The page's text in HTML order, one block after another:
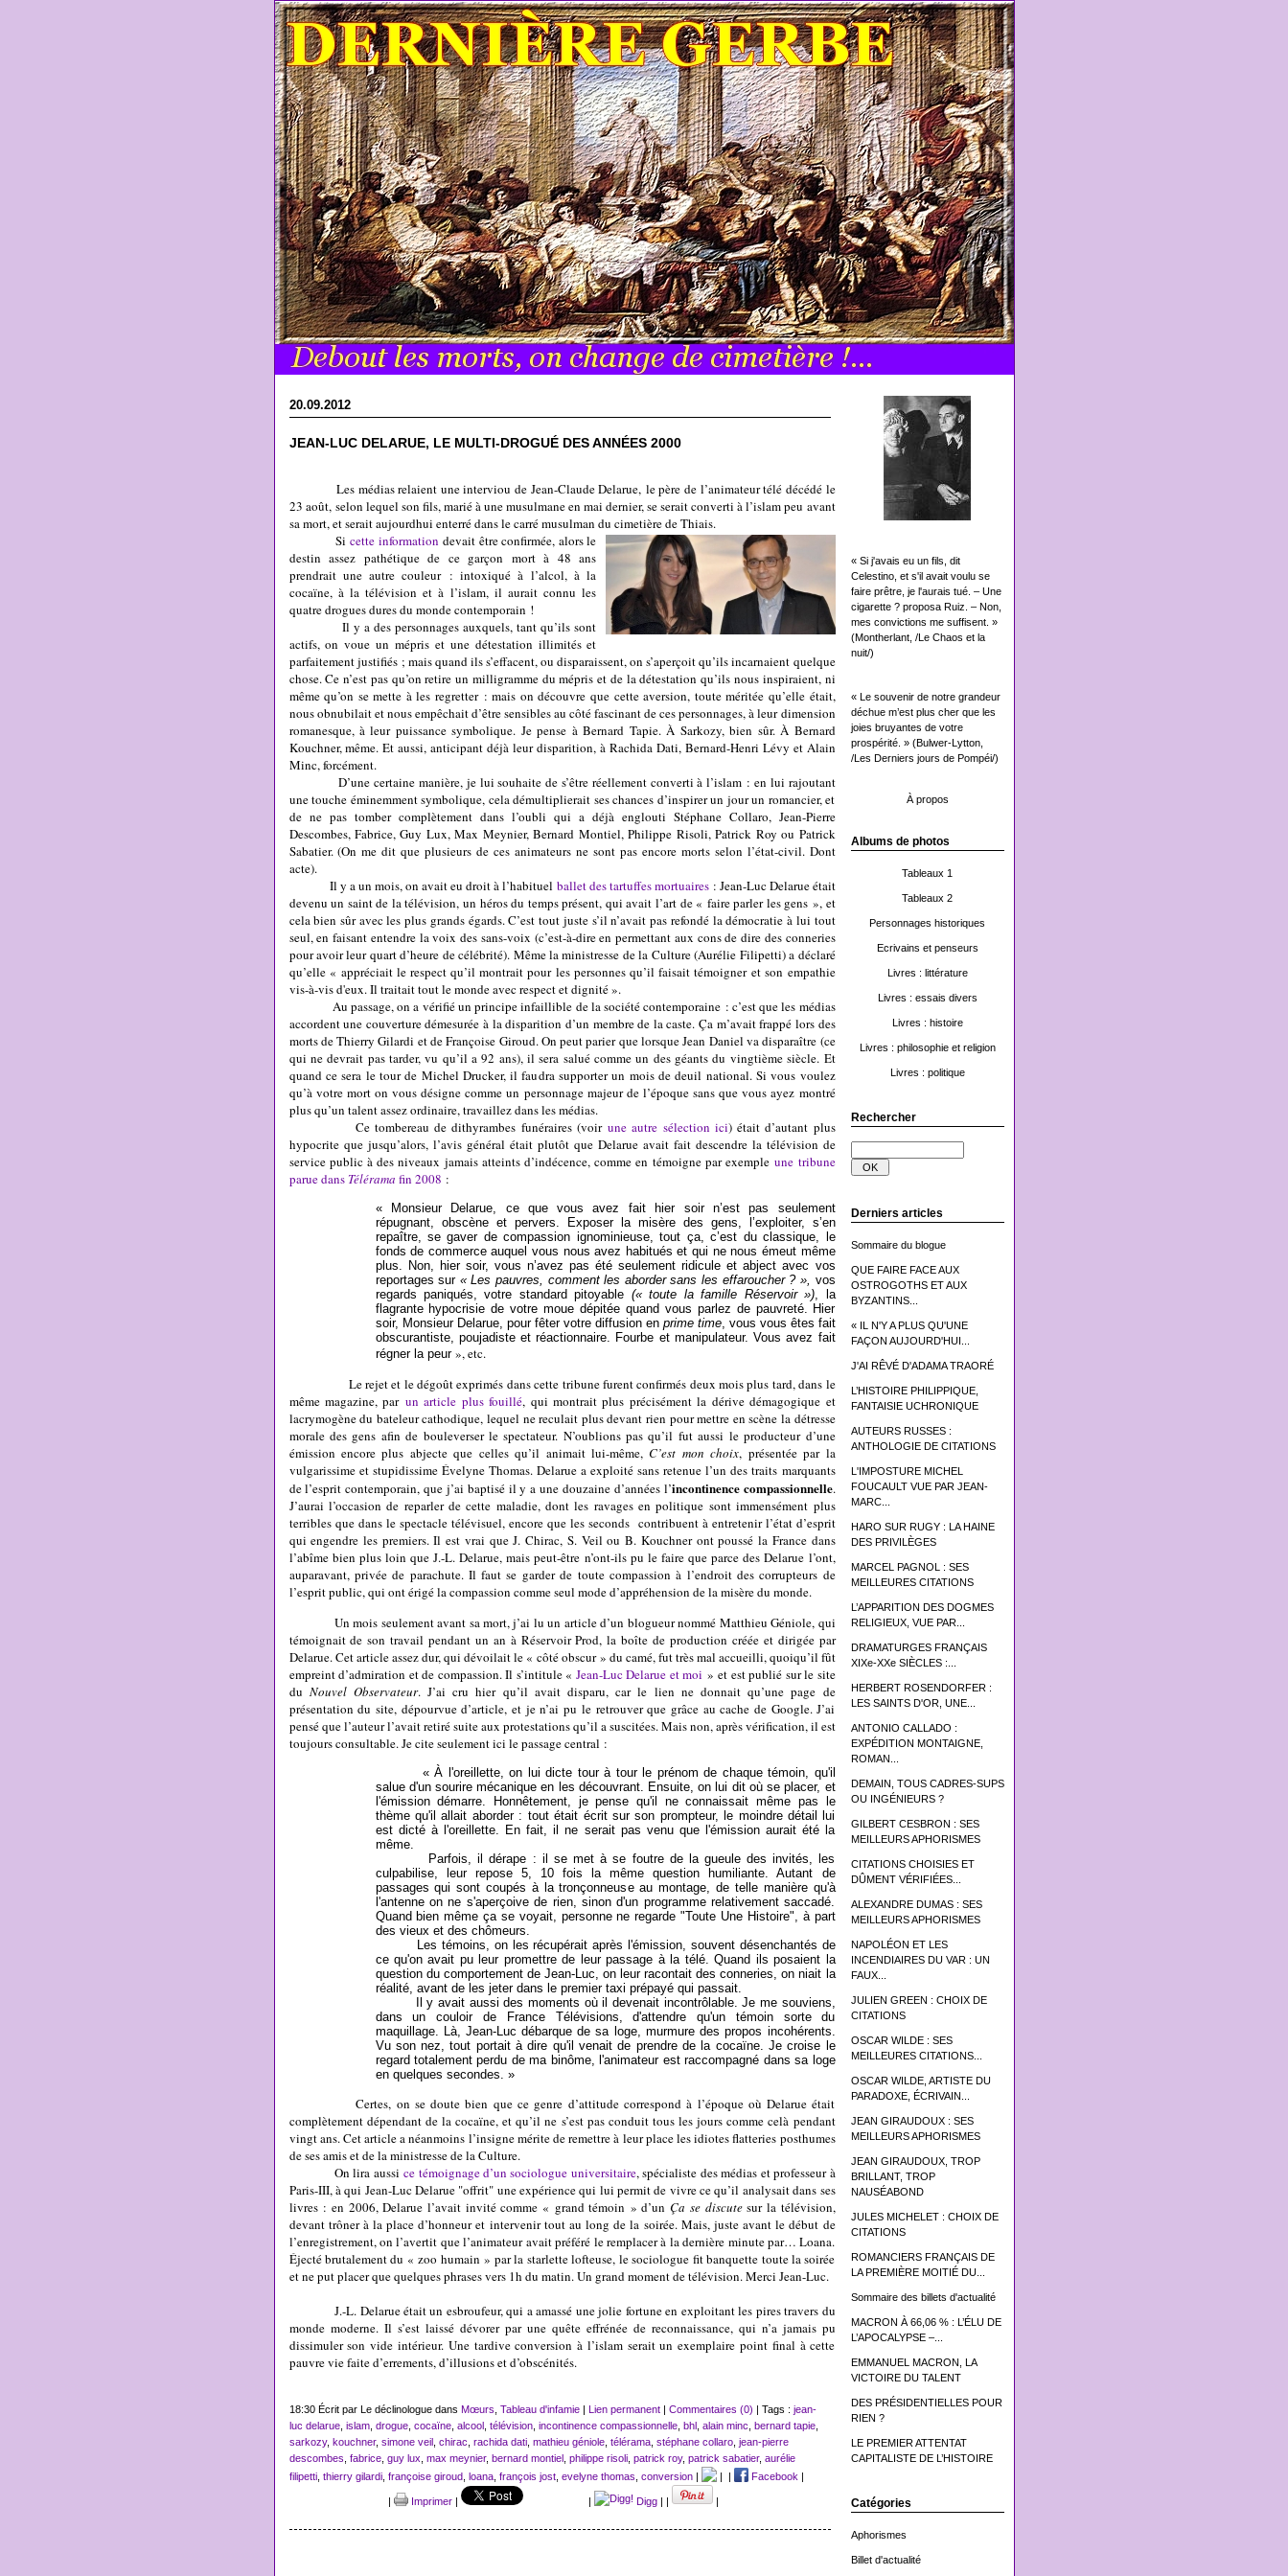
« Si j'avais eu un fils, dit
Celestino, et s'il avait voulu se
faire prêtre, je l'aurais tué. – Une
cigarette ? proposa Ruiz. – Non,
mes convictions me suffisent. »
(Montherlant, /Le Chaos et la
nuit/)
« Le souvenir de notre grandeur
déchue m’est plus cher que les
joies bruyantes de votre
prospérité. » (Bulwer-Lytton,
/Les Derniers jours de Pompéi/)
À propos
Albums de photos
Tableaux 1
Tableaux 2
Personnages historiques
Ecrivains et penseurs
Livres : littérature
Livres : essais divers
Livres : histoire
Livres : philosophie et religion
Livres : politique
Rechercher
Derniers articles
Sommaire du blogue
QUE FAIRE FACE AUX
OSTROGOTHS ET AUX
BYZANTINS...
« IL N'Y A PLUS QU'UNE
FAÇON AUJOURD'HUI...
J'AI RÊVÉ D'ADAMA TRAORÉ
L’HISTOIRE PHILIPPIQUE,
FANTAISIE UCHRONIQUE
AUTEURS RUSSES :
ANTHOLOGIE DE CITATIONS
L'IMPOSTURE MICHEL
FOUCAULT VUE PAR JEAN-
MARC...
HARO SUR RUGY : LA HAINE
DES PRIVILÈGES
MARCEL PAGNOL : SES
MEILLEURES CITATIONS
L’APPARITION DES DOGMES
RELIGIEUX, VUE PAR...
DRAMATURGES FRANÇAIS
XIXe-XXe SIÈCLES :...
HERBERT ROSENDORFER :
LES SAINTS D'OR, UNE...
ANTONIO CALLADO :
EXPÉDITION MONTAIGNE,
ROMAN...
DEMAIN, TOUS CADRES-SUPS
OU INGÉNIEURS ?
GILBERT CESBRON : SES
MEILLEURS APHORISMES
CITATIONS CHOISIES ET
DÛMENT VÉRIFIÉES...
ALEXANDRE DUMAS : SES
MEILLEURS APHORISMES
NAPOLÉON ET LES
INCENDIAIRES DU VAR : UN
FAUX...
JULIEN GREEN : CHOIX DE
CITATIONS
OSCAR WILDE : SES
MEILLEURES CITATIONS...
OSCAR WILDE, ARTISTE DU
PARADOXE, ÉCRIVAIN...
JEAN GIRAUDOUX : SES
MEILLEURS APHORISMES
JEAN GIRAUDOUX, TROP
BRILLANT, TROP
NAUSÉABOND
JULES MICHELET : CHOIX DE
CITATIONS
ROMANCIERS FRANÇAIS DE
LA PREMIÈRE MOITIÉ DU...
Sommaire des billets d'actualité
MACRON À 66,06 % : L’ÉLU DE
L’APOCALYPSE –...
EMMANUEL MACRON, LA
VICTOIRE DU TALENT
DES PRÉSIDENTIELLES POUR
RIEN ?
LE PREMIER ATTENTAT
CAPITALISTE DE L’HISTOIRE
Catégories
Aphorismes
Billet d'actualité
20.09.2012
JEAN-LUC DELARUE, LE MULTI-DROGUÉ DES ANNÉES 2000
Les médias relaient une interviou de Jean-Claude Delarue, le père de l’animateur télé décédé le
23 août, selon lequel son fils, marié à une musulmane en mai dernier, se serait converti à l’islam peu avant
sa mort, et serait aujourdhui enterré dans le carré musulman du cimetière de Thiais.
Sicette information devait être confirmée, alors le
destin assez pathétique de ce garçon mort à 48 ans
prendrait une autre couleur : intoxiqué à l’alcol, à la
cocaïne, à la télévision et à l’islam, il aurait connu les
quatre drogues dures du monde contemporain !
Il y a des personnages auxquels, tant qu’ils sont
actifs, on voue un mépris et une détestation illimités et
parfaitement justifiés ; mais quand ils s’effacent, ou disparaissent, on s’aperçoit qu’ils incarnaient quelque
chose. Ce n’est pas qu’on retire un milligramme du mépris et de la détestation qu’ils nous inspiraient, ni
même qu’on se mette à les regretter : mais on découvre que cette aversion, toute méritée qu’elle était,
nous obnubilait et nous empêchait d’être sensibles au côté fascinant de ces personnages, à leur dimension
romanesque, à leur puissance symbolique. Je pense à Bernard Tapie. À Sarkozy, bien sûr. À Bernard
Kouchner, même. Et aussi, anticipant déjà leur disparition, à Rachida Dati, Bernard-Henri Lévy et Alain
Minc, forcément.
D’une certaine manière, je lui souhaite de s’être réellement converti à l’islam : en lui rajoutant
une touche éminemment symbolique, cela démultiplierait ses chances d’inspirer un jour un romancier, et
de ne pas tomber complètement dans l’oubli qui a déjà englouti Stéphane Collaro, Jean-Pierre
Descombes, Fabrice, Guy Lux, Max Meynier, Bernard Montiel, Philippe Risoli, Patrick Roy ou Patrick
Sabatier. (On me dit que plusieurs de ces animateurs ne sont pas encore morts selon l’état-civil. Dont
acte).
Il y a un mois, on avait eu droit à l’habituel ballet des tartuffes mortuaires : Jean-Luc Delarue était
devenu un saint de la télévision, un héros du temps présent, qui avait l’art de « faire parler les gens », et
cela bien sûr avec les plus grands égards. C’est tout juste s’il n’avait pas refondé la démocratie à lui tout
seul, en faisant entendre la voix des sans-voix (c’est-à-dire en permettant aux cons de dire des conneries
pour avoir leur quart d’heure de célébrité). Même la ministresse de la Culture (Aurélie Filipetti) a déclaré
qu’elle « appréciait le respect qu’il montrait pour les personnes qu’il faisait témoigner et son empathie
vis-à-vis d'eux. Il traitait tout le monde avec respect et dignité ».
Au passage, on a vérifié un principe infaillible de la société contemporaine : c’est que les médias
accordent une couverture démesurée à la disparition d’un membre de la caste. Ça m’avait frappé lors des
morts de Thierry Gilardi et de Françoise Giroud. On peut parier que lorsque Jean Daniel va disparaître (ce
qui ne devrait pas tarder, vu qu’il a 92 ans), il sera salué comme un des géants du vingtième siècle. Et
quand ce sera le tour de Michel Drucker, il faudra supporter un mois de deuil national. Si vous voulez
qu’à votre mort on vous désigne comme un personnage majeur de l’époque sans que vous ayez montré
plus qu’un talent assez ordinaire, travaillez dans les médias.
Ce tombereau de dithyrambes funéraires (voir une autre sélection ici) était d’autant plus
hypocrite que jusqu’alors, l’avis général était plutôt que Delarue avait fait descendre la télévision de
service public à des niveaux jamais atteints d’indécence, comme en témoigne par exempleune tribune
parue dans Télérama fin 2008 :
« Monsieur Delarue, ce que vous avez fait hier soir n’est pas seulement
répugnant, obscène et pervers. Exposer la misère des gens, l’exploiter, s’en
repaître, se gaver de compassion ignominieuse, tout ça, c’est du classique, le
fonds de commerce auquel vous nous avez habitués et qui ne nous émeut même
plus. Non, hier soir, vous n’avez pas été seulement ridicule et abject avec vos
reportages sur « Les pauvres, comment les aborder sans les effaroucher ? », vos
regards paniqués, votre standard pitoyable (« toute la famille Réservoir »), la
flagrante hypocrisie de votre moue dépitée quand vous parlez de pauvreté. Hier
soir, Monsieur Delarue, pour fêter votre diffusion en prime time, vous vous êtes fait
obscurantiste, poujadiste et réactionnaire. Fourbe et manipulateur. Vous avez fait
régner la peur », etc.
Le rejet et le dégoût exprimés dans cette tribune furent confirmés deux mois plus tard, dans le
même magazine, par un article plus fouillé, qui montrait plus précisément la dérive démagogique et
lacrymogène du bateleur cathodique, lequel ne reculait plus devant rien pour mettre en scène la détresse
morale des gens afin de bouleverser le spectateur. N’oublions pas qu’il fut aussi le producteur d’une
émission encore plus abjecte que celles qu’il animait lui-même,C’est mon choix, présentée par la
vulgarissime et stupidissime Évelyne Thomas. Delarue a exploité sans retenue l’un des traits marquants
de l’esprit contemporain, que j’ai baptisé il y a une douzaine d’années l’incontinence compassionnelle.
J’aurai l’occasion de reparler de cette maladie, dont les ravages en politique sont immensément plus
terribles que dans le spectacle télévisuel, encore que les seconds contribuent à entretenir l’état d’esprit
qui engendre les premiers. Il est vrai que J. Chirac, S. Veil ou B. Kouchner ont poussé la France dans
l’abîme bien plus loin que J.-L. Delarue, mais peut-être n’ont-ils pu le faire que parce des Delarue l’ont,
auparavant, privée de parachute. Il faut se garder de toute compassion à l’endroit des corrupteurs de
l’esprit public, qui ont érigé la compassion comme seul mode d’appréhension de la misère du monde.
Un mois seulement avant sa mort, j’ai lu un article d’un blogueur nommé Matthieu Géniole, qui
témoignait de son travail pendant un an à Réservoir Prod, la boîte de production créée et dirigée par
Delarue. Cet article assez dur, qui dévoilait le « côté obscur » du camé, fut très mal accueilli, quoiqu’il fût
empreint d’admiration et de compassion. Il s’intitule « Jean-Luc Delarue et moi » et est publié sur le site
du Nouvel Observateur. J’ai cru hier qu’il avait disparu, car le lien ne donnait qu’une page de
présentation du site, dépourvue d’article, et je n’ai pu le retrouver que grâce au cache de Google. J’ai
pensé que l’auteur l’avait retiré suite aux protestations qu’il a suscitées. Mais non, après vérification, il est
toujours consultable. Je cite seulement ici le passage central :
«À l'oreillette, on lui dicte tour à tour le prénom de chaque témoin, qu'il
salue d'un sourire mécanique en les découvrant. Ensuite, on lui dit où se placer, et
l'émission démarre. Honnêtement, je pense qu'il ne connaissait même pas le
thème qu'il allait aborder : tout était écrit sur son prompteur, le moindre détail lui
est dicté à l'oreillette. En fait, il ne serait pas venu que l'émission aurait été la
même.
Parfois, il dérape : il se met à se foutre de la gueule des invités, les
culpabilise, leur repose 5, 10 fois la même question humiliante. Autant de
passages qui sont coupés à la tronçonneuse au montage, de telle manière qu'à
l'antenne on ne s'aperçoive de rien, sinon d'un programme relativement saccadé.
Quand bien même ça se voyait, personne ne regarde "Toute Une Histoire", à part
des vieux et des chômeurs.
Les témoins, on les récupérait après l'émission, souvent désenchantés de
ce qu'on avait pu leur promettre de leur passage à la télé. Quand ils posaient la
question du comportement de Jean-Luc, on leur racontait des conneries, on niait la
réalité, avant de les jeter dans le premier taxi prépayé qui passait.
Il y avait aussi des moments où il devenait incontrôlable. Je me souviens,
dans un couloir de France Télévisions, d'attendre qu'un témoin sorte du
maquillage. Là, Jean-Luc débarque de sa loge, murmure des propos incohérents.
Vu son nez, tout portait à dire qu'il venait de prendre de la cocaïne. Je croise le
regard totalement perdu de ma binôme, l'animateur est raccompagné dans sa loge
en quelques secondes. »
Certes, on se doute bien que ce genre d’attitude correspond à l’époque où Delarue était
complètement dépendant de la cocaïne, et qu’il ne s’est pas conduit tous les jours comme celà pendant
vingt ans. Cet article a néanmoins l’insigne mérite de remettre à leur place les idiotes flatteries posthumes
de ses amis et de la ministresse de la Culture.
On lira aussice témoignage d’un sociologue universitaire,spécialiste des médias et professeur à
Paris-III, à qui Jean-Luc Delarue "offrit" une expérience qui lui permit de vivre ce qu’il analysait dans ses
livres : en 2006, Delarue l’avait invité comme « grand témoin » d’unÇa se discutesur la télévision,
devant trôner à la place d’honneur et intervenir tout au long de la soirée. Mais, juste avant le début de
l’enregistrement, on l’avertit que l’animateur avait préféré le remplacer à la dernière minute par… Loana.
Éjecté brutalement du « zoo humain » par la starlette lofteuse, le sociologue fit banquette toute la soirée
et ne put placer que quelques phrases vers 1h du matin. Un grand moment de télévision. Merci Jean-Luc.
J.-L. Delarue était un esbroufeur, qui a amassé une jolie fortune en exploitant les pires travers du
monde moderne. Il s’est laissé dévorer par une quête effrénée de reconnaissance, qui n’a jamais pu
dissimuler son vide intérieur. Une tardive conversion à l’islam serait un exemplaire point final à cette
pauvre vie faite d’errements, d’illusions et d’obscénités.
18:30 Écrit par Le déclinologue dans Mœurs Tableau d'infamie| Lien permanent| Commentaires (0) | Tags : jean-
luc delarue, islam, drogue, cocaïne, alcool, télévision, incontinence compassionnelle, bhl, alain minc bernard tapie,
sarkozy, kouchner, simone veil, chirac rachida dati, mathieu géniole, télérama, stéphane collaro, jean-pierre
descombes fabrice, guy lux max meynier, bernard montiel, philippe risoli, patrick roy, patrick sabatier, aurélie
filipetti, thierry gilardi, françoise giroud, loana, françois jost, evelyne thomas conversion| | | Facebook |
| Imprimer| | Digg| | |